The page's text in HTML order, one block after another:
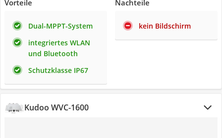
Vorteile
Dual-MPPT-System
integriertes WLAN
und Bluetooth
Schutzklasse IP67
Nachteile
kein Bildschirm
Kudoo WVC-1600